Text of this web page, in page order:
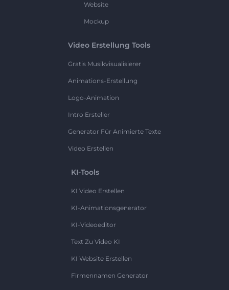
Website
Mockup
Video Erstellung Tools
Gratis Musikvisualisierer
Animations-Erstellung
Logo-Animation
Intro Ersteller
Generator Für Animierte Texte
Video Erstellen
KI-Tools
KI Video Erstellen
KI-Animationsgenerator
KI-Videoeditor
Text Zu Video KI
KI Website Erstellen
Firmennamen Generator